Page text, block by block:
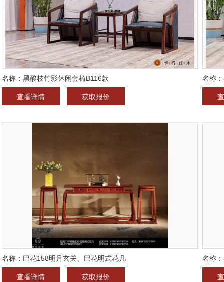
名称：黑酸枝竹影休闲套椅B116款
查看详情 获取报价
名称
名称：巴花158明月玄关、巴花明式花几
查看详情 获取报价
名称